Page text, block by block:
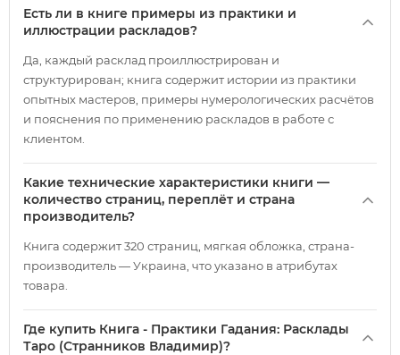
Есть ли в книге примеры из практики и
иллюстрации раскладов?
Да, каждый расклад проиллюстрирован и
структурирован; книга содержит истории из практики
опытных мастеров, примеры нумерологических расчётов
и пояснения по применению раскладов в работе с
клиентом.
Какие технические характеристики книги —
количество страниц, переплёт и страна
производитель?
Книга содержит 320 страниц, мягкая обложка, страна-
производитель — Украина, что указано в атрибутах
товара.
Где купить Книга - Практики Гадания: Расклады
Таро (Странников Владимир)?